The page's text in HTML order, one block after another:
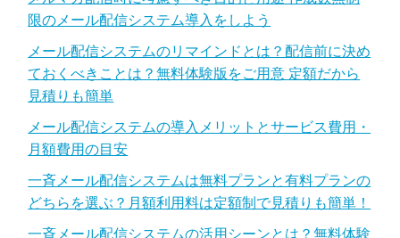
限のメール配信システム導入をしよう
メール配信システムのリマインドとは？配信前に決め
ておくべきことは？無料体験版をご用意 定額だから
見積りも簡単
メール配信システムの導入メリットとサービス費用・
月額費用の目安
一斉メール配信システムは無料プランと有料プランの
どちらを選ぶ？月額利用料は定額制で見積りも簡単！
一斉メール配信システムの活用シーンとは？無料体験